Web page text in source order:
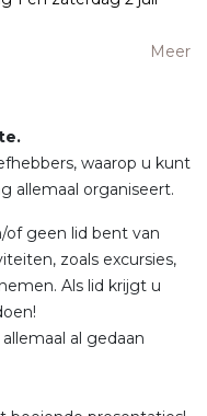
Meer
waarop u kunt
allemaal organiseert.
of geen lid bent van
zoals excursies,
Als lid krijgt u
al gedaan